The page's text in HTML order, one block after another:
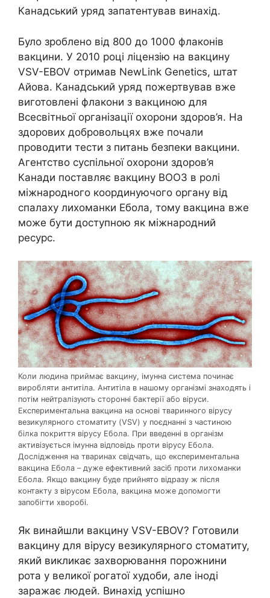
Канадський уряд запатентував винахід.
Було зроблено від 800 до 1000 флаконів
вакцини. У 2010 році ліцензію на вакцину
VSV-EBOV отримав NewLink Genetics, штат
Айова. Канадський уряд пожертвував вже
виготовлені флакони з вакциною для
Всесвітньої організації охорони здоров’я. На
здорових добровольцях вже почали
проводити тести з питань безпеки вакцини.
Агентство суспільної охорони здоров’я
Канади поставляє вакцину ВООЗ в ролі
міжнародного координуючого органу від
спалаху лихоманки Ебола, тому вакцина вже
може бути доступною як міжнародний
ресурс.
Коли людина приймає вакцину, імунна система починає
виробляти антитіла. Антитіла в нашому організмі знаходять і
потім нейтралізують сторонні бактерії або віруси.
Експериментальна вакцина на основі тваринного вірусу
везикулярного стоматиту (VSV) у поєднанні з частиною
білка покриття вірусу Ебола. При введенні в організм
активізується імунна відповідь проти вірусу Ебола.
Дослідження на тваринах свідчать, що експериментальна
вакцина Ебола – дуже ефективний засіб проти лихоманки
Ебола. Якщо вакцину буде прийнято відразу ж після
контакту з вірусом Ебола, вакцина може допомогти
запобігти хворобі.
Як винайшли вакцину VSV-EBOV? Готовили
вакцину для вірусу везикулярного стоматиту,
який викликає захворювання порожнини
рота у великої рогатої худоби, але іноді
заражає людей. Винахід успішно